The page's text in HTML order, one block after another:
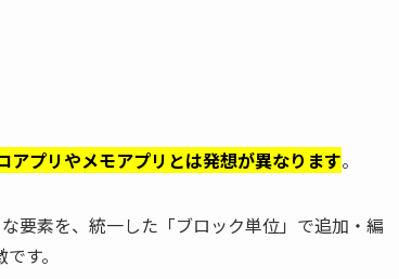
プリやメモアプリとは発想が異なります。
要素を、統一した「ブロック単位」で追加・編
す。